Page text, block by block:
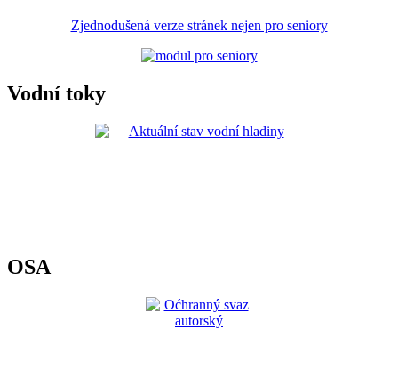
Zjednodušená verze stránek nejen pro seniory
Vodní toky
OSA